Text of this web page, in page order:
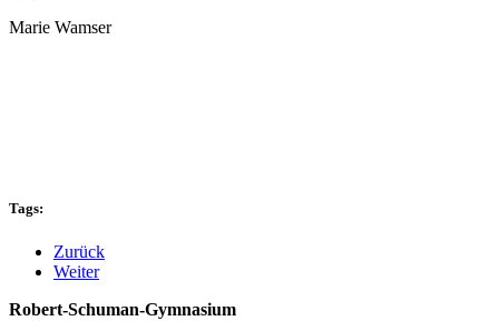
Marie Wamser
Tags:
Zurück
Weiter
Robert-Schuman-Gymnasium